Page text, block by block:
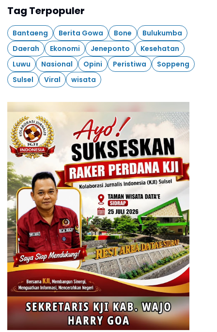
Tag Terpopuler
Bantaeng Berita Gowa Bone
Bulukumba
Daerah
Ekonomi Jeneponto
Kesehatan
Luwu
Nasional Opini Peristiwa
Soppeng
Sulsel
Viral wisata